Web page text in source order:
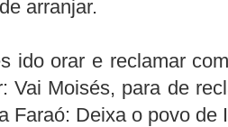
arranjar.
ido orar e reclamar
Vai Moisés, para de
Faraó: Deixa o povo de